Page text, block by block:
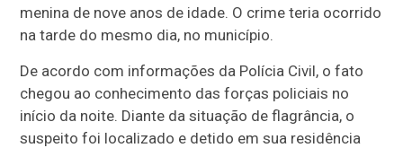
menina de nove anos de idade. O crime teria ocorrido
na tarde do mesmo dia, no município.
De acordo com informações da Polícia Civil, o fato
chegou ao conhecimento das forças policiais no
início da noite. Diante da situação de flagrância, o
suspeito foi localizado e detido em sua residência